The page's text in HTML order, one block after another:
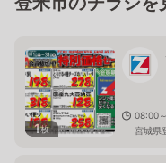
1枚
08:00
宮城県